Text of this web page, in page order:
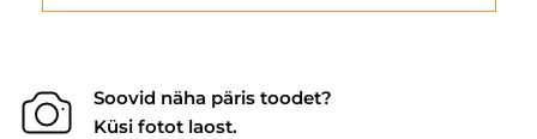
Soovid näha päris toodet?
Küsi fotot laost.